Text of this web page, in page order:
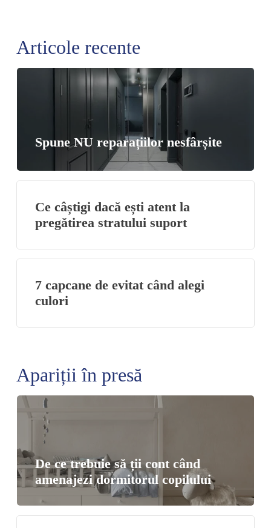
Articole recente
Spune NU reparațiilor nesfârșite
Ce câștigi dacă ești atent la
pregătirea stratului suport
7 capcane de evitat când alegi
culori
Apariții în presă
De ce trebuie să ții cont când
amenajezi dormitorul copilului